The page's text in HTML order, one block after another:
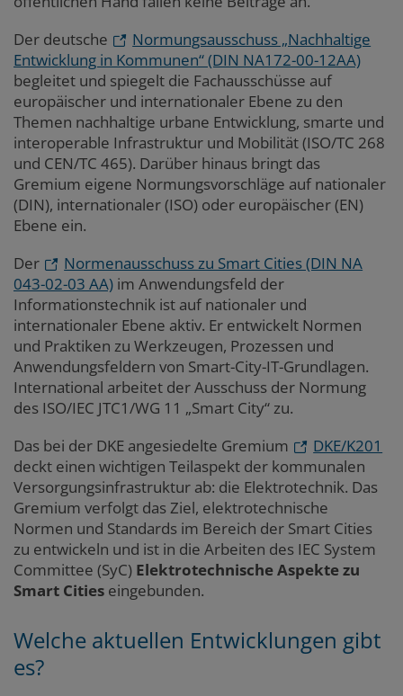
Der deutsche
Normungsausschuss „Nachhaltige
Entwicklung in Kommunen“ (DIN NA172-00-12AA)
begleitet und spiegelt die Fachausschüsse auf
europäischer und internationaler Ebene zu den
Themen nachhaltige urbane Entwicklung, smarte und
interoperable Infrastruktur und Mobilität (ISO/TC 268
und CEN/TC 465). Darüber hinaus bringt das
Gremium eigene Normungsvorschläge auf nationaler
(DIN), internationaler (ISO) oder europäischer (EN)
Ebene ein.
Der
Normenausschuss zu Smart Cities (DIN NA
043-02-03 AA) im Anwendungsfeld der
Informationstechnik ist auf nationaler und
internationaler Ebene aktiv. Er entwickelt Normen
und Praktiken zu Werkzeugen, Prozessen und
Anwendungsfeldern von Smart-City-IT-Grundlagen.
International arbeitet der Ausschuss der Normung
des ISO/IEC JTC1/WG 11 „Smart City“ zu.
Das bei der DKE angesiedelte Gremium
DKE/K201
deckt einen wichtigen Teilaspekt der kommunalen
Versorgungsinfrastruktur ab: die Elektrotechnik. Das
Gremium verfolgt das Ziel, elektrotechnische
Normen und Standards im Bereich der Smart Cities
zu entwickeln und ist in die Arbeiten des IEC System
Committee (SyC) Elektrotechnische Aspekte zu
Smart Cities eingebunden.
Welche aktuellen Entwicklungen gibt
es?